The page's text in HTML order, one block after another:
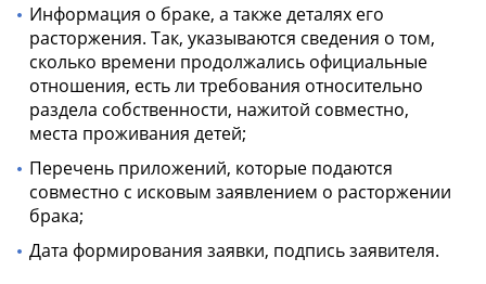
Информация о браке, а также деталях его
расторжения. Так, указываются сведения о том,
сколько времени продолжались официальные
отношения, есть ли требования относительно
раздела собственности, нажитой совместно,
места проживания детей;
Перечень приложений, которые подаются
совместно с исковым заявлением о расторжении
брака;
Дата формирования заявки, подпись заявителя.